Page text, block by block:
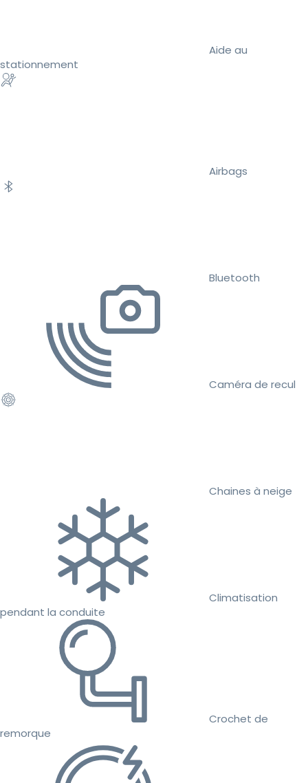
Aide au
stationnement
Airbags
Bluetooth
Caméra de recul
Chaines à neige
Climatisation
pendant la conduite
Crochet de
remorque